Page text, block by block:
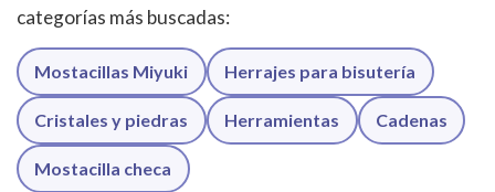
categorías más buscadas:
Mostacillas Miyuki Herrajes para bisutería
Cristales y piedras Herramientas Cadenas
Mostacilla checa